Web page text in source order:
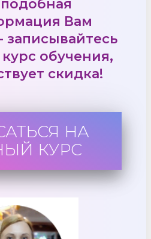
Вам
записывайтесь
обучения,
скидка!
НА
КУРС